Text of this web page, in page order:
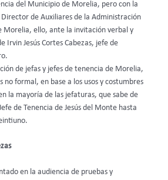
del Municipio de Morelia, pero con la
de Auxiliares de la Administración
Morelia, ello, ante la invitación verbal y
Irvin Jesús Cortes Cabezas, jefe de
de jefas y jefes de tenencia de Morelia,
no formal, en base a los usos y costumbres
la mayoría de las jefaturas, que sabe de
de Tenencia de Jesús del Monte hasta
en la audiencia de pruebas y